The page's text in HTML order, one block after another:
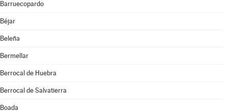
Barruecopardo
Béjar
Beleña
Bermellar
Berrocal de Huebra
Berrocal de Salvatierra
Boada